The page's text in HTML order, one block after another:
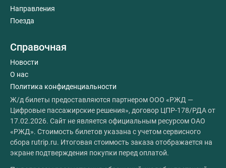
Направления
Поезда
Справочная
Новости
О нас
Политика конфиденциальности
Ж/д билеты предоставляются партнером ООО «РЖД —
Цифровые пассажирские решения», договор ЦПР-178/РДА от
17.02.2026. Сайт не является официальным ресурсом ОАО
«РЖД». Стоимость билетов указана с учетом сервисного
сбора rutrip.ru. Итоговая стоимость заказа отображается на
экране подтверждения покупки перед оплатой.